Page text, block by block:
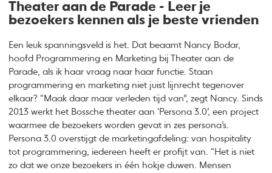
Theater aan de Parade - Leer je
bezoekers kennen als je beste vrienden
Een leuk spanningsveld is het. Dat beaamt Nancy Bodar,
hoofd Programmering en Marketing bij Theater aan de
Parade, als ik haar vraag naar haar functie. Staan
programmering en marketing niet juist lijnrecht tegenover
elkaar? “Maak daar maar verleden tijd van”, zegt Nancy. Sinds
2013 werkt het Bossche theater aan ‘Persona 3.0’, een project
waarmee de bezoekers worden gevat in zes persona’s.
Persona 3.0 overstijgt de marketingafdeling: van hospitality
tot programmering, iedereen heeft er profijt van. “Het is niet
zo dat we onze bezoekers in één hokje duwen. Mensen